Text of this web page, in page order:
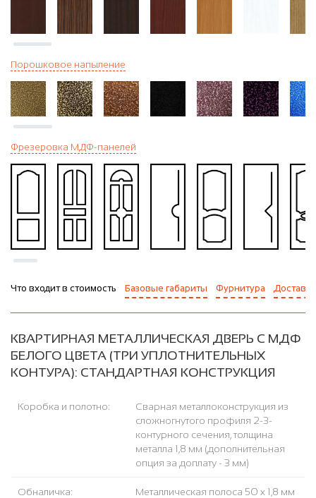
Порошковое напыление
Фрезеровка МДФ-панелей
Что входит в стоимость Базовые габариты Фурнитура Доставка
КВАРТИРНАЯ МЕТАЛЛИЧЕСКАЯ ДВЕРЬ С МДФ
БЕЛОГО ЦВЕТА (ТРИ УПЛОТНИТЕЛЬНЫХ
КОНТУРА): СТАНДАРТНАЯ КОНСТРУКЦИЯ
Коробка и полотно:
Сварная металлоконструкция из
сложногнутого профиля 2-3-
контурного сечения, толщина
металла 1,8 мм (дополнительная
опция за доплату - 3 мм)
Обналичка: Металлическая полоса 50 х 1,8 мм